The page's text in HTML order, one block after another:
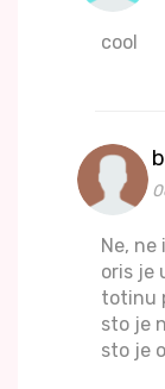
cool
Ne, ne
oris je
totinu
sto je
sto je